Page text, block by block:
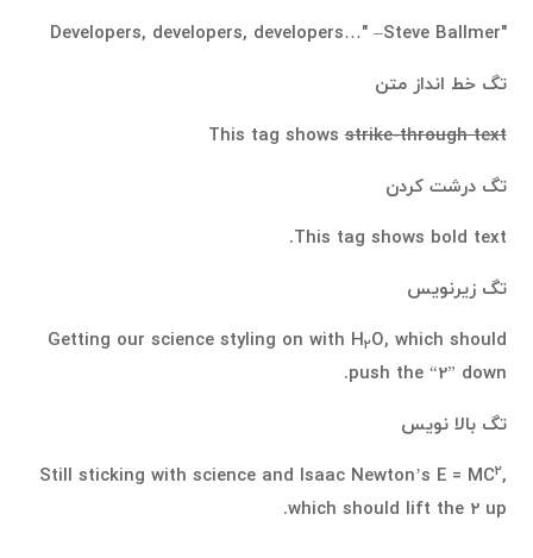
Developers, developers, developers… –Steve Ballmer
تگ خط انداز متن
This tag showsstrike-through text
تگ درشت کردن
This tag shows bold text.
تگ زیرنویس
Getting our science styling on with H2O, which should
push the “2” down.
تگ بالا نویس
Still sticking with science and Isaac Newton’s E = MC2,
which should lift the 2 up.